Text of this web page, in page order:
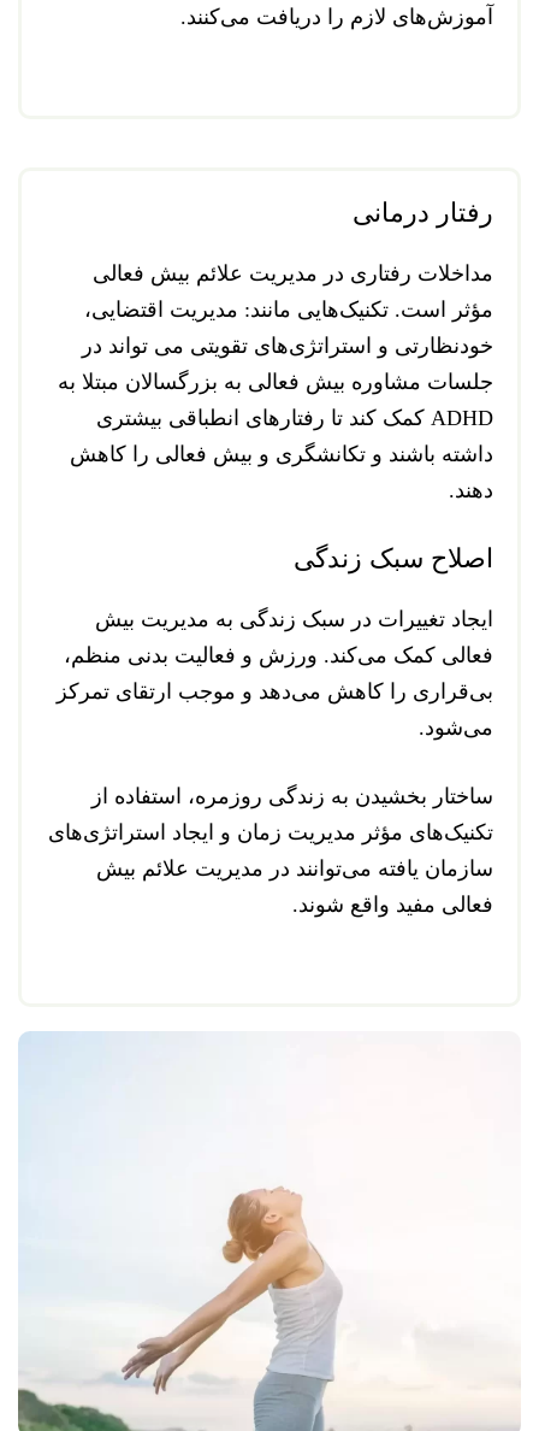
آموزش‌های لازم را دریافت می‌کنند.
رفتار درمانی
مداخلات رفتاری در مدیریت علائم بیش فعالی
مؤثر است. تکنیک‌هایی مانند: مدیریت اقتضایی،
خودنظارتی و استراتژی‌های تقویتی می تواند در
جلسات مشاوره بیش فعالی به بزرگسالان مبتلا به
ADHD کمک کند تا رفتارهای انطباقی بیشتری
داشته باشند و تکانشگری و بیش فعالی را کاهش
دهند.
اصلاح سبک زندگی
ایجاد تغییرات در سبک زندگی به مدیریت بیش
فعالی کمک می‌کند. ورزش و فعالیت بدنی منظم،
بی‌قراری را کاهش می‌دهد و موجب ارتقای تمرکز
می‌شود.
ساختار بخشیدن به زندگی روزمره، استفاده از
تکنیک‌های مؤثر مدیریت زمان و ایجاد استراتژی‌های
سازمان یافته می‌توانند در مدیریت علائم بیش
فعالی مفید واقع شوند.